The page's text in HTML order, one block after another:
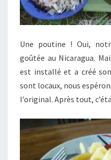
Une poutine ! Oui,
goûtée au Nicaragua.
est installé et a créé
sont locaux, nous
l’original. Après tout,